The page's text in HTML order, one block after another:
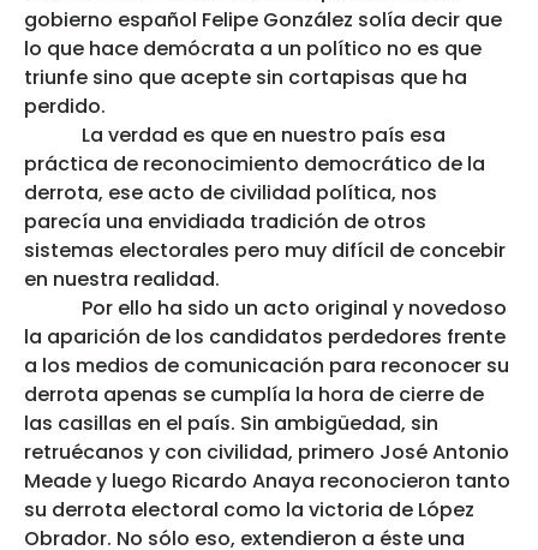
gobierno español Felipe González solía decir que
lo que hace demócrata a un político no es que
triunfe sino que acepte sin cortapisas que ha
perdido.
La verdad es que en nuestro país esa
práctica de reconocimiento democrático de la
derrota, ese acto de civilidad política, nos
parecía una envidiada tradición de otros
sistemas electorales pero muy difícil de concebir
en nuestra realidad.
Por ello ha sido un acto original y novedoso
la aparición de los candidatos perdedores frente
a los medios de comunicación para reconocer su
derrota apenas se cumplía la hora de cierre de
las casillas en el país. Sin ambigüedad, sin
retruécanos y con civilidad, primero José Antonio
Meade y luego Ricardo Anaya reconocieron tanto
su derrota electoral como la victoria de López
Obrador. No sólo eso, extendieron a éste una